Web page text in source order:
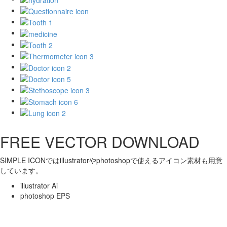
FREE VECTOR DOWNLOAD
SIMPLE ICONではillustratorやphotoshopで使えるアイコン素材も用意
しています。
illustrator Ai
photoshop EPS